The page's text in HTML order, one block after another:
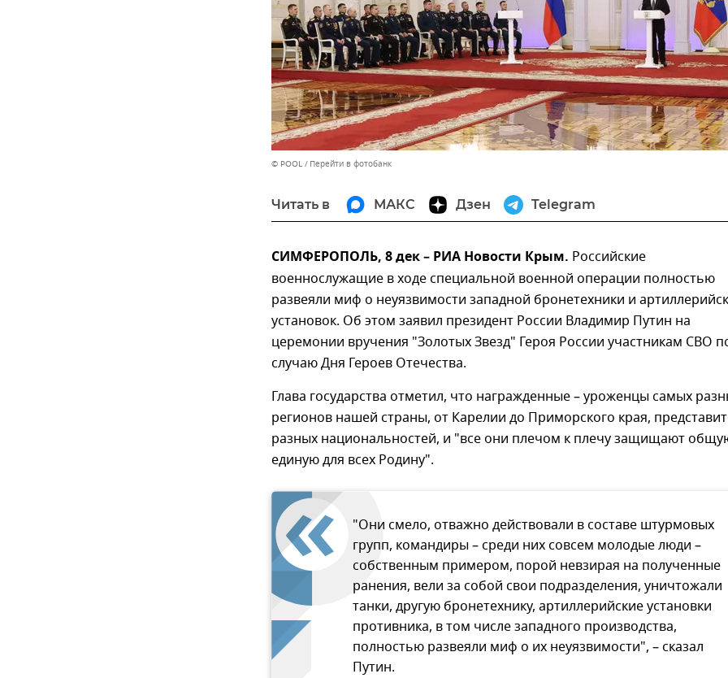
© POOL Перейти в фотобанк
Читать в МАКС Дзен Telegram
СИМФЕРОПОЛЬ, 8 дек – РИА Новости Крым. Российские
военнослужащие в ходе специальной военной операции полностью
развеяли миф о неуязвимости западной бронетехники и
установок. Об этом заявил президент России Владимир Путин на
церемонии вручения "Золотых Звезд" Героя России участникам СВО
случаю Дня Героев Отечества.
Глава государства отметил, что награжденные – уроженцы самых
регионов нашей страны, от Карелии до Приморского края,
разных национальностей, и "все они плечом к плечу защищают
единую для всех Родину".
"Они смело, отважно действовали в составе штурмовых
групп, командиры – среди них совсем молодые люди –
собственным примером, порой невзирая на полученные
ранения, вели за собой свои подразделения, уничтожали
танки, другую бронетехнику, артиллерийские установки
противника, в том числе западного производства,
полностью развеяли миф о их неуязвимости", – сказал
Путин.